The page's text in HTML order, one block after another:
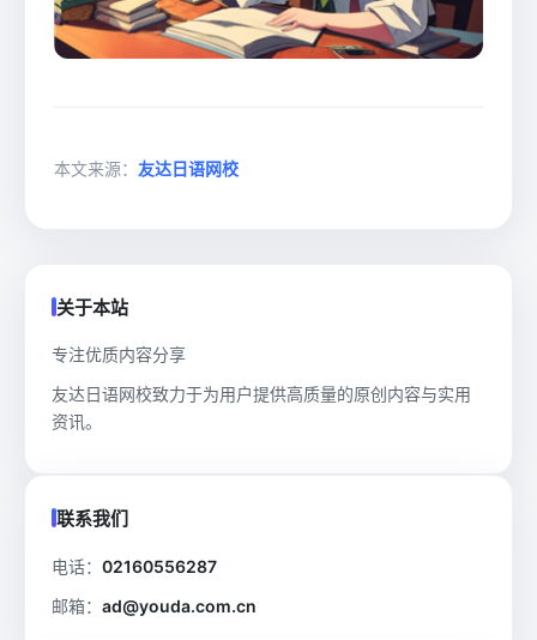
本文来源： 友达日语网校
关于本站
专注优质内容分享
友达日语网校致力于为用户提供高质量的原创内容与实用
资讯。
联系我们
电话： 02160556287
邮箱： ad@youda.com.cn